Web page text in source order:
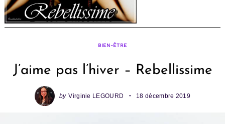
BIEN-ÊTRE
J’aime pas l’hiver – Rebellissime
by Virginie LEGOURD 18 décembre 2019